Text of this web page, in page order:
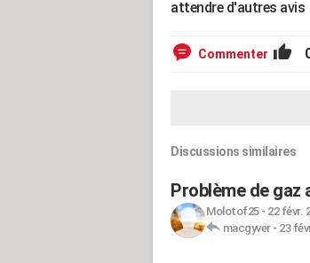
attendre d'autres avis
Commenter
Discussions similaires
Problème de gaz
Molotof25- 22 févr.
macgyver- 23